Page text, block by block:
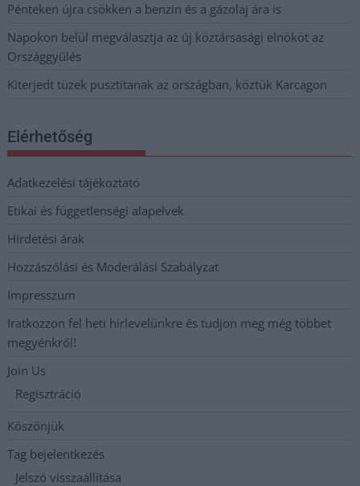
Pénteken újra csökken a benzin és a gázolaj ára is
Napokon belül megválasztja az új köztársasági elnököt az
Országgyűlés
Kiterjedt tüzek pusztítanak az országban, köztük Karcagon
Elérhetőség
Adatkezelési tájékoztató
Etikai és függetlenségi alapelvek
Hirdetési árak
Hozzászólási és Moderálási Szabályzat
Impresszum
Iratkozzon fel heti hírlevelünkre és tudjon meg még többet
megyénkről!
Join Us
Regisztráció
Köszönjük
Tag bejelentkezés
Jelszó visszaállítása